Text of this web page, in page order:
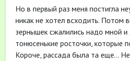
Но в первый раз меня постигла
никак не хотел всходить. Потом
зернышек сжалились надо мной
тонюсенькие росточки, которые
Короче, рассада была та еще…